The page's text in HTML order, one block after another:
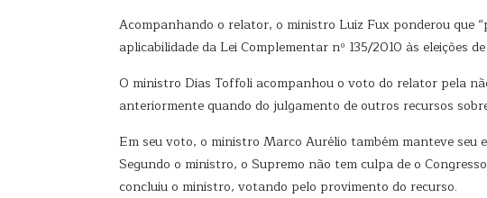
Acompanhando o relator, o ministro Luiz Fux ponderou que
aplicabilidade da Lei Complementar nº 135/2010 às eleições
O ministro Dias Toffoli acompanhou o voto do relator pela
anteriormente quando do julgamento de outros recursos
Em seu voto, o ministro Marco Aurélio também manteve seu
Segundo o ministro, o Supremo não tem culpa de o
concluiu o ministro, votando pelo provimento do recurso.